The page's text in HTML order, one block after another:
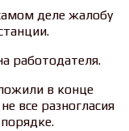
деле жалобу
работодателя.
в конце
все разногласия